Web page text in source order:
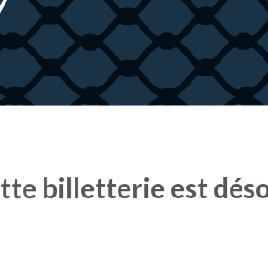
billetterie est